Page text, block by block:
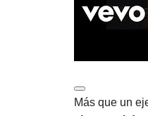
Más que un